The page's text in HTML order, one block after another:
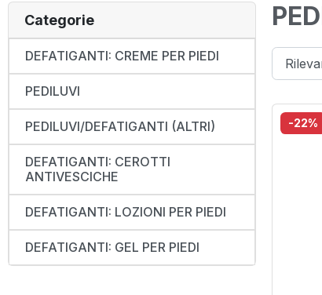
Categorie
DEFATIGANTI: CREME PER PIEDI
PEDILUVI
PEDILUVI/DEFATIGANTI (ALTRI)
DEFATIGANTI: CEROTTI
ANTIVESCICHE
DEFATIGANTI: LOZIONI PER PIEDI
DEFATIGANTI: GEL PER PIEDI
-22%